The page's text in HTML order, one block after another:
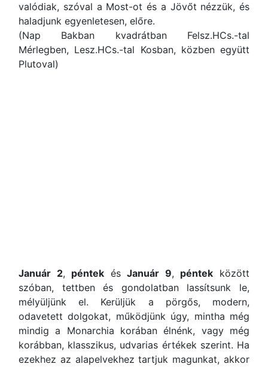
valódiak, szóval a Most-ot és a Jövőt nézzük, és
haladjunk egyenletesen, előre.
(Nap Bakban kvadrátban Felsz.HCs.-tal
Mérlegben, Lesz.HCs.-tal Kosban, közben együtt
Plutoval)
Január 2, péntek ésJanuár 9, péntek között
szóban, tettben és gondolatban lassítsunk le,
mélyüljünk el. Kerüljük a pörgős, modern,
odavetett dolgokat, működjünk úgy, mintha még
mindig a Monarchia korában élnénk, vagy még
korábban, klasszikus, udvarias értékek szerint. Ha
ezekhez az alapelvekhez tartjuk magunkat, akkor